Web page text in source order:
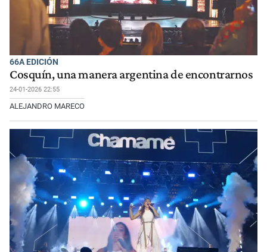
66A EDICIÓN
Cosquín, una manera argentina de encontrarnos
24-01-2026 22:55
ALEJANDRO MARECO